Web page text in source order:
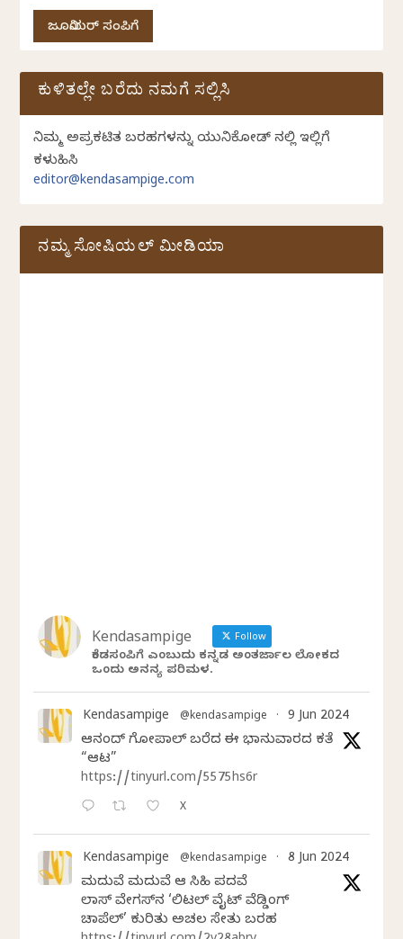
ಜೂನಿಯರ್ ಸಂಪಿಗೆ
ಕುಳಿತಲ್ಲೇ ಬರೆದು ನಮಗೆ ಸಲ್ಲಿಸಿ
ನಿಮ್ಮ ಅಪ್ರಕಟಿತ ಬರಹಗಳನ್ನು ಯುನಿಕೋಡ್ ನಲ್ಲಿ ಇಲ್ಲಿಗೆ
ಕಳುಹಿಸಿ
editor@kendasampige.com
ನಮ್ಮ ಸೋಷಿಯಲ್‌ ಮೀಡಿಯಾ
Kendasampige Follow
ಕೆಂಡಸಂಪಿಗೆ ಎಂಬುದು ಕನ್ನಡ ಅಂತರ್ಜಾಲ ಲೋಕದ
ಒಂದು ಅನನ್ಯ ಪರಿಮಳ.
Kendasampige @kendasampige · 9 Jun 2024
ಆನಂದ್‌ ಗೋಪಾಲ್‌ ಬರೆದ ಈ ಭಾನುವಾರದ ಕತೆ
“ಆಟ”
https://tinyurl.com/5575hs6r
X
Kendasampige @kendasampige · 8 Jun 2024
ಮದುವೆ ಮದುವೆ ಆ ಸಿಹಿ ಪದವೆ
ಲಾಸ್‌ ವೇಗಸ್‌ನ ‘ಲಿಟಲ್ ವೈಟ್ ವೆಡ್ಡಿಂಗ್
ಚಾಪೆಲ್’ ಕುರಿತು ಅಚಲ ಸೇತು ಬರಹ